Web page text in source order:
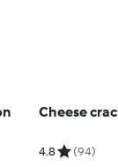
Cheese
4.8 (94)